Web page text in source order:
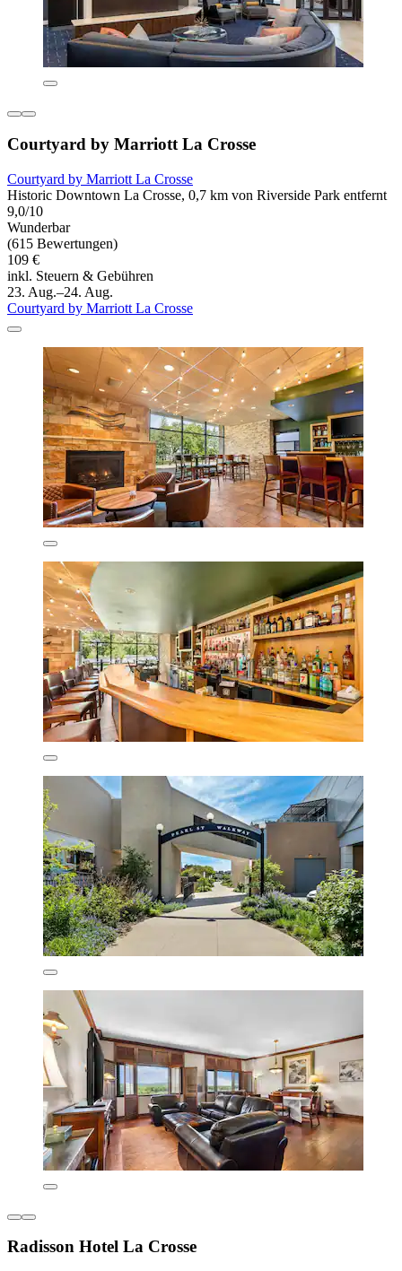
Courtyard by Marriott La Crosse
Courtyard by Marriott La Crosse
Historic Downtown La Crosse, 0,7 km von Riverside Park entfernt
9,0/10
Wunderbar
(615 Bewertungen)
109 €
inkl. Steuern & Gebühren
23. Aug.–24. Aug.
Courtyard by Marriott La Crosse
Radisson Hotel La Crosse